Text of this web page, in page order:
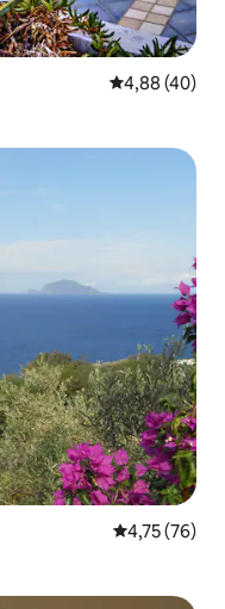
Gemiddelde
4,88 (40)
Gemiddelde
4,75 (76)